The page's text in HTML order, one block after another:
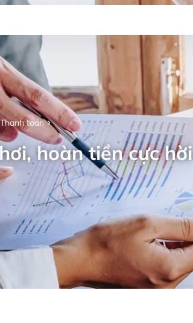
Thanh toán
hoàn tiền cực hời